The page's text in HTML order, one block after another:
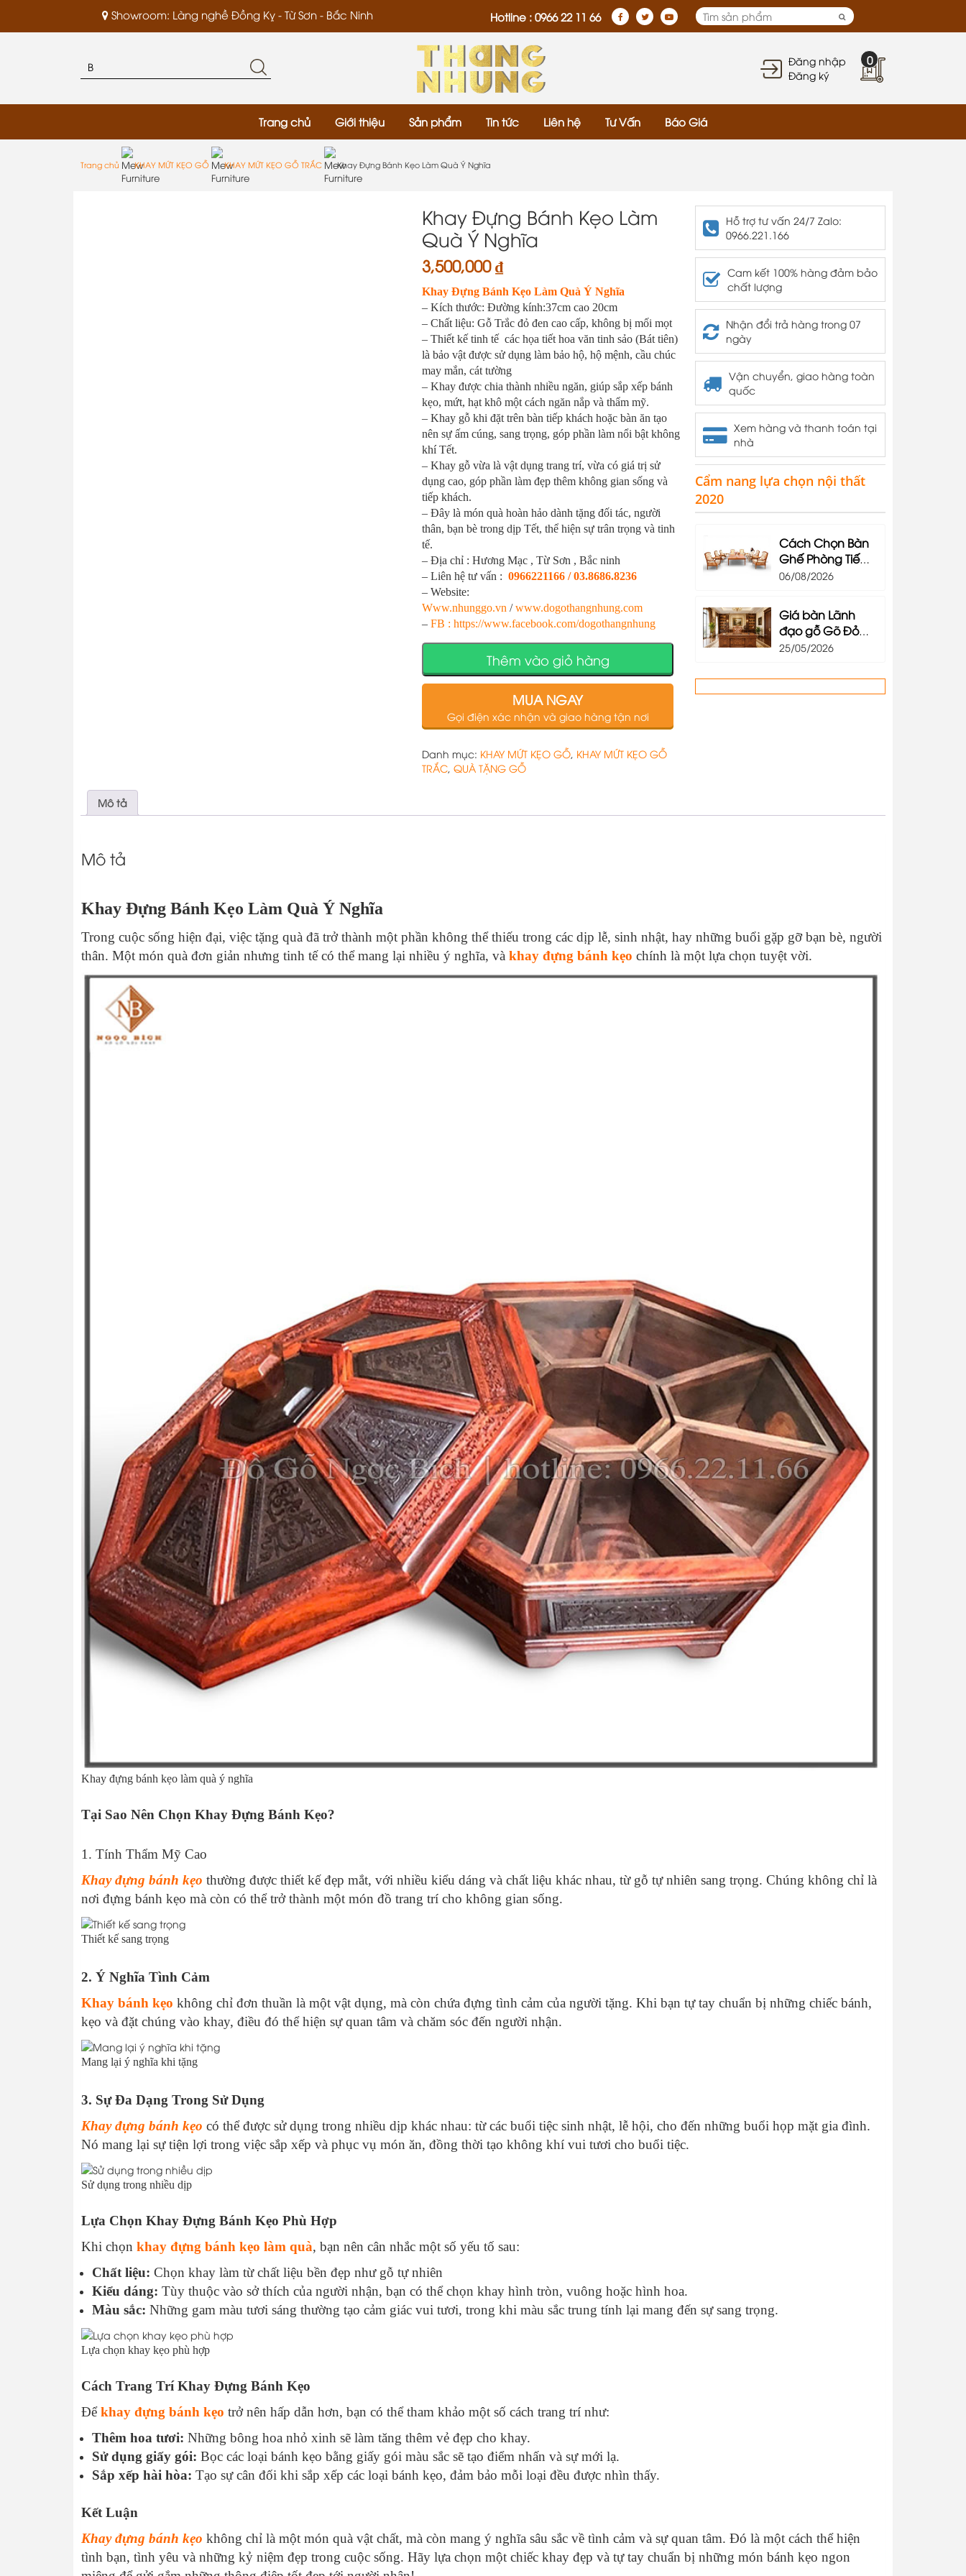
Showroom: Làng nghề Đồng Kỵ - Từ Sơn - Bắc Ninh Hotline : 0966 22 11 66
Đăng nhập
Đăng ký
0
Trang chủ Giới thiệu Sản phẩm Tin tức Liên hệ Tư Vấn Báo Giá
Trang chủ KHAY MỨT KẸO GỖ KHAY MỨT KẸO GỖ TRẮC Khay Đựng Bánh Kẹo Làm Quà Ý Nghĩa
Khay Đựng Bánh Kẹo Làm
Quà Ý Nghĩa
3,500,000₫
Khay Đựng Bánh Kẹo Làm Quà Ý Nghĩa
– Kích thước: Đường kính:37cm cao 20cm
– Chất liệu: Gỗ Trắc đỏ đen cao cấp, không bị mối mọt
– Thiết kế tinh tế các họa tiết hoa văn tinh sảo (Bát tiên)
là bảo vật được sử dụng làm bảo hộ, hộ mệnh, cầu chúc
may mắn, cát tường
– Khay được chia thành nhiều ngăn, giúp sắp xếp bánh
kẹo, mứt, hạt khô một cách ngăn nắp và thẩm mỹ.
– Khay gỗ khi đặt trên bàn tiếp khách hoặc bàn ăn tạo
nên sự ấm cúng, sang trọng, góp phần làm nổi bật không
khí Tết.
– Khay gỗ vừa là vật dụng trang trí, vừa có giá trị sử
dụng cao, góp phần làm đẹp thêm không gian sống và
tiếp khách.
– Đây là món quà hoàn hảo dành tặng đối tác, người
thân, bạn bè trong dịp Tết, thể hiện sự trân trọng và tinh
tế.
– Địa chỉ : Hương Mạc , Từ Sơn , Bắc ninh
– Liên hệ tư vấn : 0966221166 / 03.8686.8236
– Website:
Www.nhunggo.vn /www.dogothangnhung.com
– FB : https://www.facebook.com/dogothangnhung
Thêm vào giỏ hàng
MUA NGAY
Gọi điện xác nhận và giao hàng tận nơi
Danh mục: KHAY MỨT KẸO GỖ, KHAY MỨT KẸO GỖ
TRẮC, QUÀ TẶNG GỖ
Hỗ trợ tư vấn 24/7 Zalo:
0966.221.166
Cam kết 100% hàng đảm bảo
chất lượng
Nhận đổi trả hàng trong 07
ngày
Vận chuyển, giao hàng toàn
quốc
Xem hàng và thanh toán tại
nhà
Cẩm nang lựa chọn nội thất
2020
Cách Chọn Bàn
Ghế Phòng Tiếp
Khách Phù Hợp
Doanh Nghiệp
06/08/2026
Giá bàn Lãnh
đạo gỗ Gõ Đỏ
tại Hà Nội
25/05/2026
Mô tả
Mô tả
Khay Đựng Bánh Kẹo Làm Quà Ý Nghĩa
Trong cuộc sống hiện đại, việc tặng quà đã trở thành một phần không thể thiếu trong các dịp lễ, sinh nhật, hay những buổi gặp gỡ bạn bè, người
thân. Một món quà đơn giản nhưng tinh tế có thể mang lại nhiều ý nghĩa, và khay đựng bánh kẹo chính là một lựa chọn tuyệt vời.
Khay đựng bánh kẹo làm quà ý nghĩa
Tại Sao Nên Chọn Khay Đựng Bánh Kẹo?
1. Tính Thẩm Mỹ Cao
Khay đựng bánh kẹo thường được thiết kế đẹp mắt, với nhiều kiểu dáng và chất liệu khác nhau, từ gỗ tự nhiên sang trọng. Chúng không chỉ là
nơi đựng bánh kẹo mà còn có thể trở thành một món đồ trang trí cho không gian sống.
Thiết kế sang trọng
2. Ý Nghĩa Tình Cảm
Khay bánh kẹo không chỉ đơn thuần là một vật dụng, mà còn chứa đựng tình cảm của người tặng. Khi bạn tự tay chuẩn bị những chiếc bánh,
kẹo và đặt chúng vào khay, điều đó thể hiện sự quan tâm và chăm sóc đến người nhận.
Mang lại ý nghĩa khi tặng
3. Sự Đa Dạng Trong Sử Dụng
Khay đựng bánh kẹo có thể được sử dụng trong nhiều dịp khác nhau: từ các buổi tiệc sinh nhật, lễ hội, cho đến những buổi họp mặt gia đình.
Nó mang lại sự tiện lợi trong việc sắp xếp và phục vụ món ăn, đồng thời tạo không khí vui tươi cho buổi tiệc.
Sử dụng trong nhiều dịp
Lựa Chọn Khay Đựng Bánh Kẹo Phù Hợp
Khi chọn khay đựng bánh kẹo làm quà, bạn nên cân nhắc một số yếu tố sau:
Chất liệu: Chọn khay làm từ chất liệu bền đẹp như gỗ tự nhiên
Kiểu dáng: Tùy thuộc vào sở thích của người nhận, bạn có thể chọn khay hình tròn, vuông hoặc hình hoa.
Màu sắc: Những gam màu tươi sáng thường tạo cảm giác vui tươi, trong khi màu sắc trung tính lại mang đến sự sang trọng.
Lựa chọn khay kẹo phù hợp
Cách Trang Trí Khay Đựng Bánh Kẹo
Để khay đựng bánh kẹo trở nên hấp dẫn hơn, bạn có thể tham khảo một số cách trang trí như:
Thêm hoa tươi: Những bông hoa nhỏ xinh sẽ làm tăng thêm vẻ đẹp cho khay.
Sử dụng giấy gói: Bọc các loại bánh kẹo bằng giấy gói màu sắc sẽ tạo điểm nhấn và sự mới lạ.
Sắp xếp hài hòa: Tạo sự cân đối khi sắp xếp các loại bánh kẹo, đảm bảo mỗi loại đều được nhìn thấy.
Kết Luận
Khay đựng bánh kẹo không chỉ là một món quà vật chất, mà còn mang ý nghĩa sâu sắc về tình cảm và sự quan tâm. Đó là một cách thể hiện
tình bạn, tình yêu và những kỷ niệm đẹp trong cuộc sống. Hãy lựa chọn một chiếc khay đẹp và tự tay chuẩn bị những món bánh kẹo ngon